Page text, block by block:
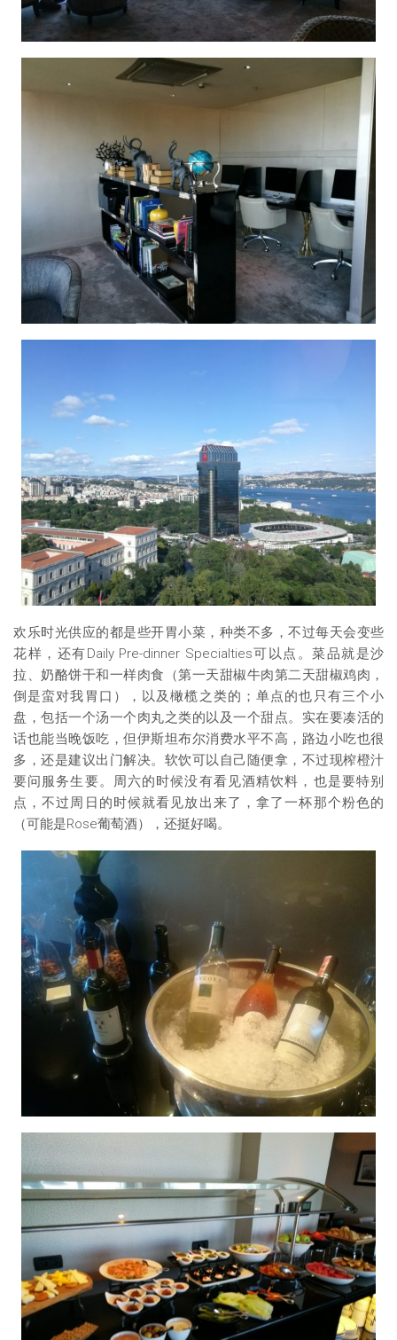
欢乐时光供应的都是些开胃小菜，种类不多，不过每天会变些
花样，还有Daily Pre-dinner Specialties可以点。菜品就是沙
拉、奶酪饼干和一样肉食（第一天甜椒牛肉第二天甜椒鸡肉，
倒是蛮对我胃口），以及橄榄之类的；单点的也只有三个小
盘，包括一个汤一个肉丸之类的以及一个甜点。实在要凑活的
话也能当晚饭吃，但伊斯坦布尔消费水平不高，路边小吃也很
多，还是建议出门解决。软饮可以自己随便拿，不过现榨橙汁
要问服务生要。周六的时候没有看见酒精饮料，也是要特别
点，不过周日的时候就看见放出来了，拿了一杯那个粉色的
（可能是Rose葡萄酒），还挺好喝。